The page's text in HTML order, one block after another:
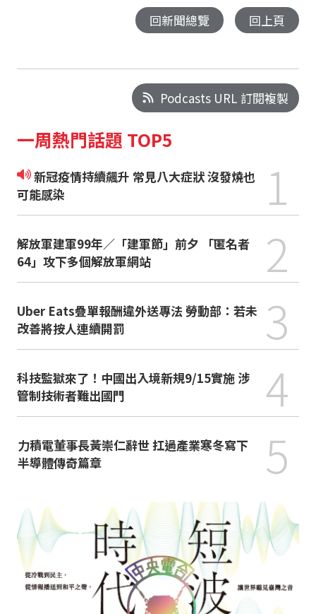
回新聞總覽 回上頁
Podcasts URL 訂閱複製
一周熱門話題 TOP5
新冠疫情持續飆升 常見八大症狀 沒發燒也
可能感染
1
解放軍建軍99年／「建軍節」前夕 「匿名者
64」攻下多個解放軍網站
2
Uber Eats疊單報酬違外送專法 勞動部：若未
改善將按人連續開罰
3
科技監獄來了！中國出入境新規9/15實施 涉
管制技術者難出國門
4
力積電董事長黃崇仁辭世 扛過產業寒冬寫下
半導體傳奇篇章
5